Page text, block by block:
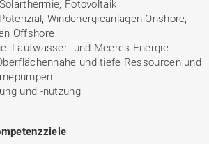
Fotovoltaik
Windenergieanlagen Onshore,
Offshore
Laufwasser- und Meeres-Energie
und tiefe Ressourcen und
und -nutzung